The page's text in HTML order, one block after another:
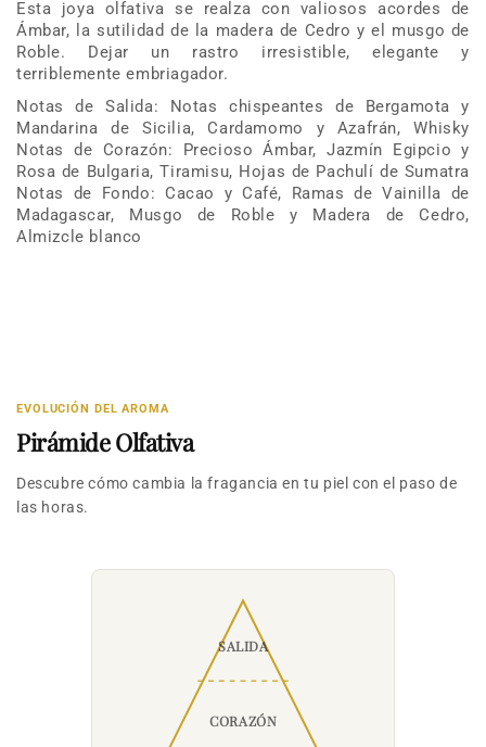
Esta joya olfativa se realza con valiosos acordes de
Ámbar, la sutilidad de la madera de Cedro y el musgo de
Roble. Dejar un rastro irresistible, elegante y
terriblemente embriagador.
Notas de Salida: Notas chispeantes de Bergamota y
Mandarina de Sicilia, Cardamomo y Azafrán, Whisky
Notas de Corazón: Precioso Ámbar, Jazmín Egipcio y
Rosa de Bulgaria, Tiramisu, Hojas de Pachulí de Sumatra
Notas de Fondo: Cacao y Café, Ramas de Vainilla de
Madagascar, Musgo de Roble y Madera de Cedro,
Almizcle blanco
EVOLUCIÓN DEL AROMA
Pirámide Olfativa
Descubre cómo cambia la fragancia en tu piel con el paso de
las horas.
SALIDA
CORAZÓN